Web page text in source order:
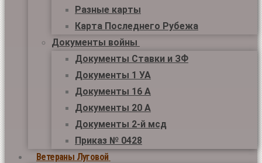
Разные карты
Карта Последнего Рубежа
Документы войны
Документы Ставки и ЗФ
Документы 1 УА
Документы 16 А
Документы 20 А
Документы 2-й мсд
Приказ № 0428
Ветераны Луговой